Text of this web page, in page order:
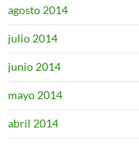
agosto 2014
julio 2014
junio 2014
mayo 2014
abril 2014